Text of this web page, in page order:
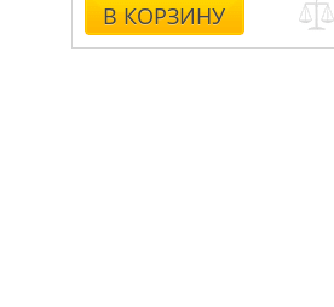
В КОРЗИНУ